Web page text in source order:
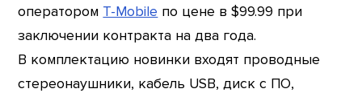
оператором T-Mobile по цене в $99.99 при
заключении контракта на два года.
В комплектацию новинки входят проводные
стереонаушники, кабель USB, диск с ПО,